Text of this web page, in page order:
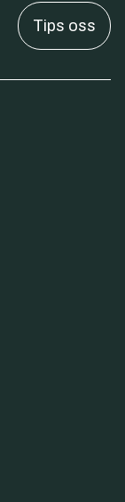
Tips oss